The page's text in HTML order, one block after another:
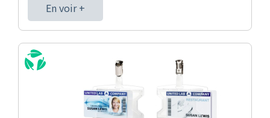
En voir +